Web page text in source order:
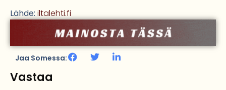
Lähde: iltalehti.fi
Jaa Somessa:
Vastaa